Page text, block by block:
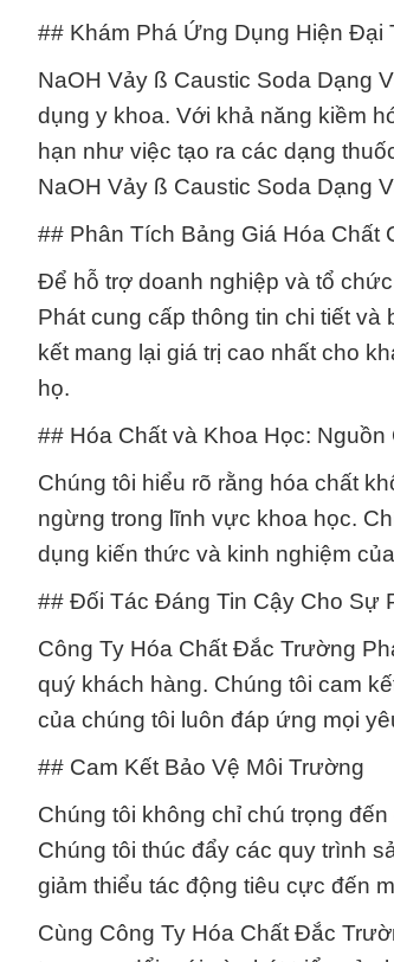
## Khám Phá Ứng Dụng Hiện Đại
NaOH Vảy ß Caustic Soda Dạng
dụng y khoa. Với khả năng kiềm
hạn như việc tạo ra các dạng
NaOH Vảy ß Caustic Soda Dạng
## Phân Tích Bảng Giá Hóa Chất
Để hỗ trợ doanh nghiệp và tổ
Phát cung cấp thông tin chi tiết
kết mang lại giá trị cao nhất cho
họ.
## Hóa Chất và Khoa Học:
Chúng tôi hiểu rõ rằng hóa chất
ngừng trong lĩnh vực khoa học.
dụng kiến thức và kinh nghiệm
## Đối Tác Đáng Tin Cậy Cho Sự
Công Ty Hóa Chất Đắc Trường
quý khách hàng. Chúng tôi cam
của chúng tôi luôn đáp ứng mọi
## Cam Kết Bảo Vệ Môi Trường
Chúng tôi không chỉ chú trọng
Chúng tôi thúc đẩy các quy trình
giảm thiểu tác động tiêu cực đến
Cùng Công Ty Hóa Chất Đắc